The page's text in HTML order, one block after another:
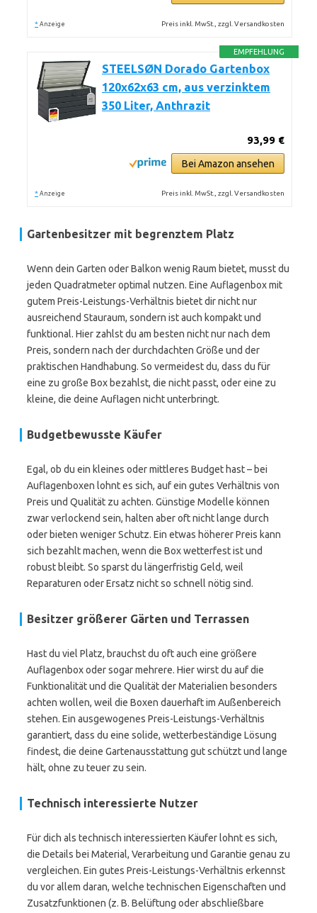
* Anzeige Preis inkl. MwSt., zzgl. Versandkosten
EMPFEHLUNG
STEELSØN Dorado Gartenbox
120x62x63 cm, aus verzinktem
350 Liter, Anthrazit
93,99 €
Bei Amazon ansehen
* Anzeige Preis inkl. MwSt., zzgl. Versandkosten
Gartenbesitzer mit begrenztem Platz
Wenn dein Garten oder Balkon wenig Raum bietet, musst du
jeden Quadratmeter optimal nutzen. Eine Auflagenbox mit
gutem Preis-Leistungs-Verhältnis bietet dir nicht nur
ausreichend Stauraum, sondern ist auch kompakt und
funktional. Hier zahlst du am besten nicht nur nach dem
Preis, sondern nach der durchdachten Größe und der
praktischen Handhabung. So vermeidest du, dass du für
eine zu große Box bezahlst, die nicht passt, oder eine zu
kleine, die deine Auflagen nicht unterbringt.
Budgetbewusste Käufer
Egal, ob du ein kleines oder mittleres Budget hast – bei
Auflagenboxen lohnt es sich, auf ein gutes Verhältnis von
Preis und Qualität zu achten. Günstige Modelle können
zwar verlockend sein, halten aber oft nicht lange durch
oder bieten weniger Schutz. Ein etwas höherer Preis kann
sich bezahlt machen, wenn die Box wetterfest ist und
robust bleibt. So sparst du längerfristig Geld, weil
Reparaturen oder Ersatz nicht so schnell nötig sind.
Besitzer größerer Gärten und Terrassen
Hast du viel Platz, brauchst du oft auch eine größere
Auflagenbox oder sogar mehrere. Hier wirst du auf die
Funktionalität und die Qualität der Materialien besonders
achten wollen, weil die Boxen dauerhaft im Außenbereich
stehen. Ein ausgewogenes Preis-Leistungs-Verhältnis
garantiert, dass du eine solide, wetterbeständige Lösung
findest, die deine Gartenausstattung gut schützt und lange
hält, ohne zu teuer zu sein.
Technisch interessierte Nutzer
Für dich als technisch interessierten Käufer lohnt es sich,
die Details bei Material, Verarbeitung und Garantie genau zu
vergleichen. Ein gutes Preis-Leistungs-Verhältnis erkennst
du vor allem daran, welche technischen Eigenschaften und
Zusatzfunktionen (z. B. Belüftung oder abschließbare